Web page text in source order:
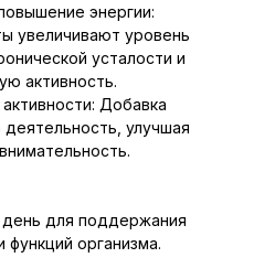
энергии:
увеличивают уровень
усталости и
активность.
Добавка
улучшая
день для поддержания
организма.